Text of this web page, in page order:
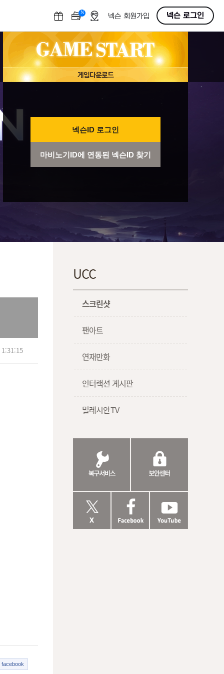
N OFF넥슨 회원가입 넥슨 로그인
넥슨ID 로그인
마비노기ID에 연동된 넥슨ID 찾기
facebook
UCC
스크린샷
팬아트
연재만화
인터랙션 게시판
밀레시안TV